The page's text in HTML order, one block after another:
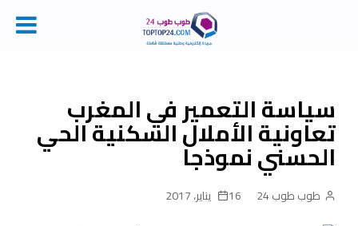
سياسة التعمير في المغرب
تعاونية الأملال السكنية الحي
الحسني نموذجا
طوب طوب 24 16 يناير، 2017